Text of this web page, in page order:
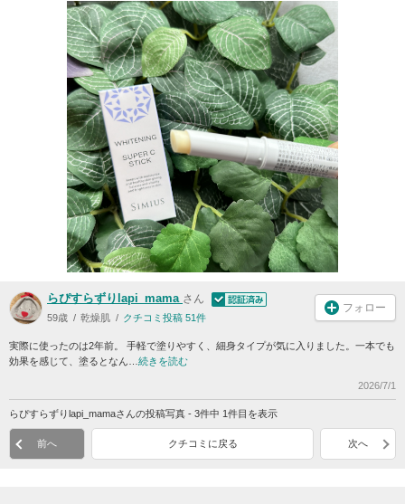
らぴすらずりlapi_mama さん
59歳 乾燥肌 クチコミ投稿 51件
フォロー
実際に使ったのは2年前。 手軽で塗りやすく、細身タイプが気に入りました。一本でも
効果を感じて、塗るとなん… 続きを読む
2026/7/1
らぴすらずりlapi_mamaさんの投稿写真 - 3件中 1件目を表示
前へ クチコミに戻る 次へ